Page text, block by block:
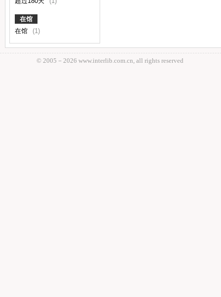
在馆
在馆
(1)
© 2005－ 2026 www.interlib.com.cn, all rights reserved